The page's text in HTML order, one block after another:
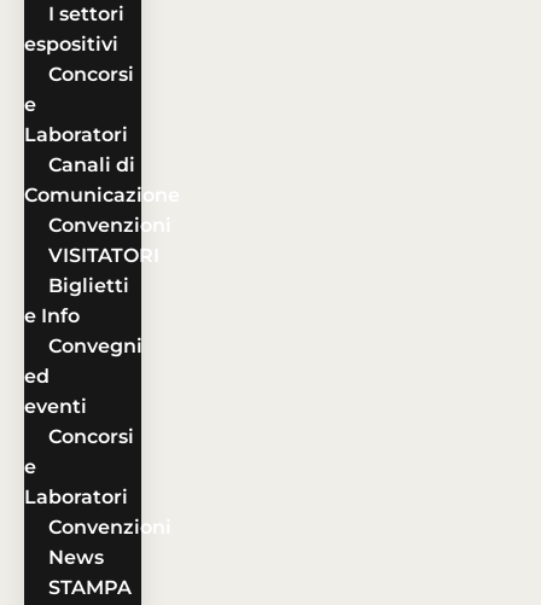
I settori
espositivi
Concorsi
e
Laboratori
Canali di
Comunicazione
Convenzioni
VISITATORI
Biglietti
e Info
Convegni
ed
eventi
Concorsi
e
Laboratori
Convenzioni
News
STAMPA